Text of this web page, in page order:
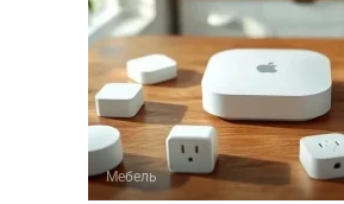
Мебель